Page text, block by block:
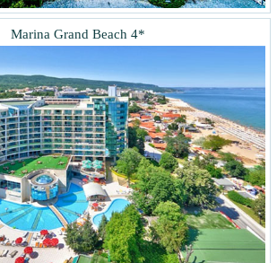
Marina Grand Beach 4*